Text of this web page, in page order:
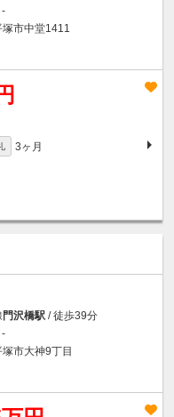
-
市中堂1411
3ヶ月
門沢橋駅 / 徒歩39分
-
市大神9丁目